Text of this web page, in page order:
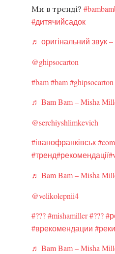
Ми в тренді?
#дитячийсадок
♬ оригінальний звук –
@ghipsocarton
#bam#bam#ghipsocarton
♬ Bam Bam – Misha
@serchiyshlimkevich
#іванофранківськ
#тренд#рекомендації
♬ Bam Bam – Misha
@velikolepnii4
#???#mishamiller#???
#врекомендации #реки
♬ Bam Bam – Misha